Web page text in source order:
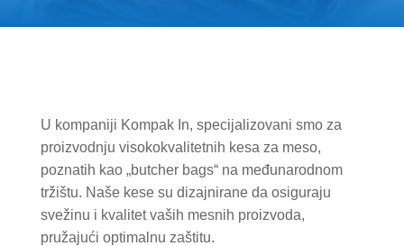
U kompaniji Kompak In, specijalizovani smo za
proizvodnju visokokvalitetnih kesa za meso,
poznatih kao „butcher bags“ na međunarodnom
tržištu. Naše kese su dizajnirane da osiguraju
svežinu i kvalitet vaših mesnih proizvoda,
pružajući optimalnu zaštitu.